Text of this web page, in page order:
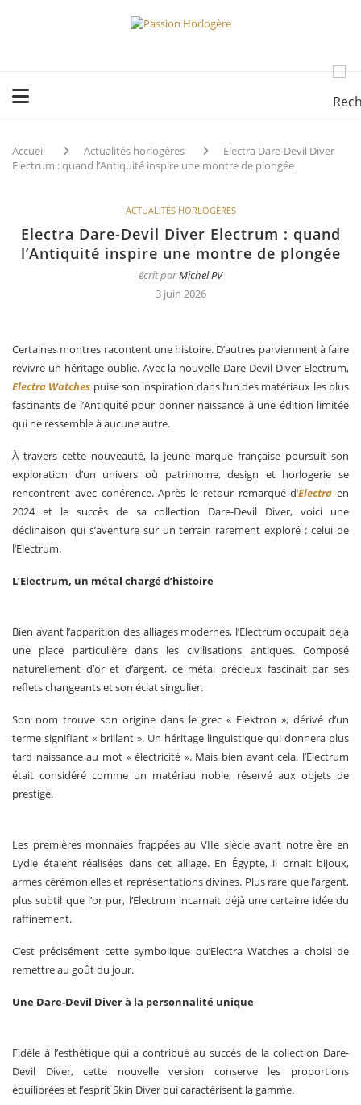
Accueil Actualités horlogères
Electra Dare-Devil Diver
Electrum : quand l’Antiquité inspire une montre de plongée
ACTUALITÉS HORLOGÈRES
Electra Dare-Devil Diver Electrum : quand
l’Antiquité inspire une montre de plongée
écrit parMichel PV
3 juin 2026
Certaines montres racontent une histoire. D’autres parviennent à faire
revivre un héritage oublié. Avec la nouvelle Dare-Devil Diver Electrum,
Electra Watches puise son inspiration dans l’un des matériaux les plus
fascinants de l’Antiquité pour donner naissance à une édition limitée
qui ne ressemble à aucune autre.
À travers cette nouveauté, la jeune marque française poursuit son
exploration d’un univers où patrimoine, design et horlogerie se
rencontrent avec cohérence. Après le retour remarqué d’Electra en
2024 et le succès de sa collection Dare-Devil Diver, voici une
déclinaison qui s’aventure sur un terrain rarement exploré : celui de
l’Electrum.
L’Electrum, un métal chargé d’histoire
Bien avant l’apparition des alliages modernes, l’Electrum occupait déjà
une place particulière dans les civilisations antiques. Composé
naturellement d’or et d’argent, ce métal précieux fascinait par ses
reflets changeants et son éclat singulier.
Son nom trouve son origine dans le grec « Elektron », dérivé d’un
terme signifiant « brillant ». Un héritage linguistique qui donnera plus
tard naissance au mot « électricité ». Mais bien avant cela, l’Electrum
était considéré comme un matériau noble, réservé aux objets de
prestige.
Les premières monnaies frappées au VIIe siècle avant notre ère en
Lydie étaient réalisées dans cet alliage. En Égypte, il ornait bijoux,
armes cérémonielles et représentations divines. Plus rare que l’argent,
plus subtil que l’or pur, l’Electrum incarnait déjà une certaine idée du
raffinement.
C’est précisément cette symbolique qu’Electra Watches a choisi de
remettre au goût du jour.
Une Dare-Devil Diver à la personnalité unique
Fidèle à l’esthétique qui a contribué au succès de la collection Dare-
Devil Diver, cette nouvelle version conserve les proportions
équilibrées et l’esprit Skin Diver qui caractérisent la gamme.